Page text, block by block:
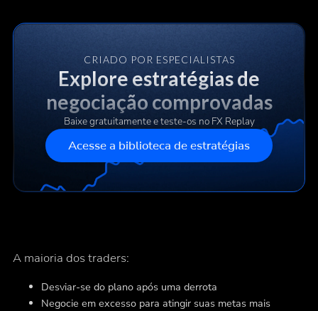
CRIADO POR ESPECIALISTAS
Explore estratégias de
negociação comprovadas
Baixe gratuitamente e teste-os no FX Replay
Acesse a biblioteca de estratégias
A maioria dos traders:
Desviar-se do plano após uma derrota
Negocie em excesso para atingir suas metas mais